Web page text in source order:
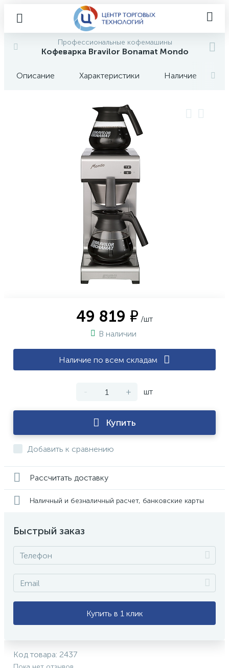
Профессиональные кофемашины
Кофеварка Bravilor Bonamat Mondo
Описание Характеристики Наличие
49 819 ₽ /шт
В наличии
Наличие по всем складам
- + шт
Купить
Добавить к сравнению
Рассчитать доставку
Наличный и безналичный расчет, банковские карты
Быстрый заказ
Купить в 1 клик
Код товара: 2437